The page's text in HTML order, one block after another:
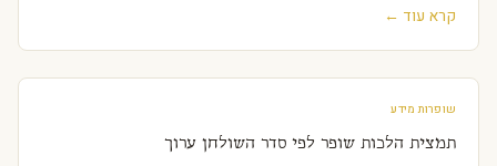
קרא עוד ←
שופרות מידע
תמצית הלכות שופר לפי סדר השולחן ערוך